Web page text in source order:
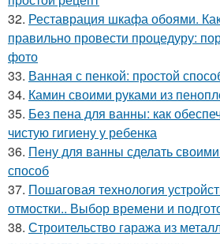
32. Реставрация шкафа обоями.
правильно провести процедуру:
фото
33. Ванная с пенкой: простой
34. Камин своими руками из
35. Без пена для ванны: как
чистую гигиену у ребенка
36. Пену для ванны сделать
способ
37. Пошаговая технология
отмостки.. Выбор времени и
38. Строительство гаража из